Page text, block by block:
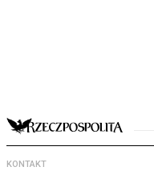
KONTAKT